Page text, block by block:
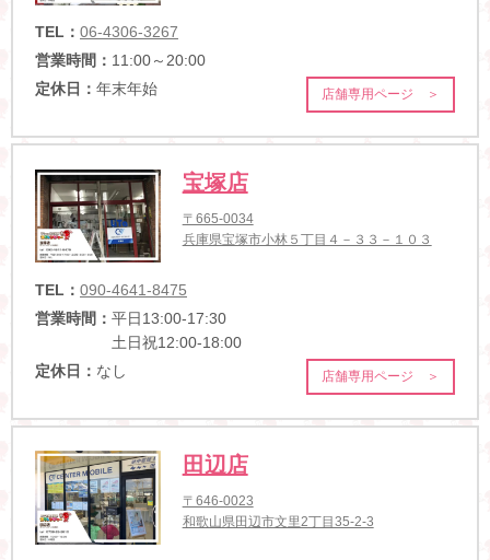
TEL： 06-4306-3267
営業時間： 11:00～20:00
定休日： 年末年始 店舗専用ページ ＞
宝塚店
〒665-0034
兵庫県宝塚市小林５丁目４－３３－１０３
TEL： 090-4641-8475
営業時間： 平日13:00-17:30
土日祝12:00-18:00
定休日： なし 店舗専用ページ ＞
田辺店
〒646-0023
和歌山県田辺市文里2丁目35-2-3